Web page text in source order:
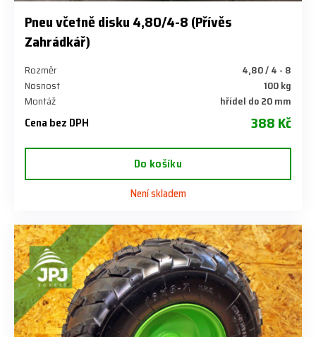
Pneu včetně disku 4,80/4-8 (Přívěs
Zahrádkář)
Rozměr
4,80 / 4 - 8
Nosnost
100 kg
Montáž
hřídel do 20 mm
Cena bez DPH 388 Kč
Do košíku
Není skladem